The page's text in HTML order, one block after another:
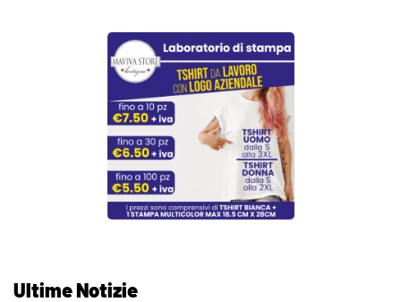
Ultime Notizie